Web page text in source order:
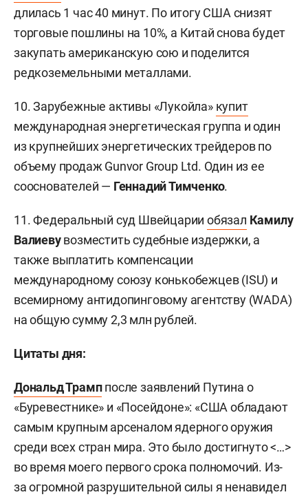
длилась 1 час 40 минут. По итогу США снизят
торговые пошлины на 10%, а Китай снова будет
закупать американскую сою и поделится
редкоземельными металлами.
10. Зарубежные активы «Лукойла» купит
международная энергетическая группа и один
из крупнейших энергетических трейдеров по
объему продаж Gunvor Group Ltd. Один из ее
сооснователей — Геннадий Тимченко.
11. Федеральный суд Швейцарии обязал Камилу
Валиевувозместить судебные издержки, а
также выплатить компенсации
международному союзу конькобежцев (ISU) и
всемирному антидопинговому агентству (WADA)
на общую сумму 2,3 млн рублей.
Цитаты дня:
Дональд Трамппосле заявлений Путина о
«Буревестнике» и «Посейдоне»: «США обладают
самым крупным арсеналом ядерного оружия
среди всех стран мира. Это было достигнуто <…>
во время моего первого срока полномочий. Из-
за огромной разрушительной силы я ненавидел